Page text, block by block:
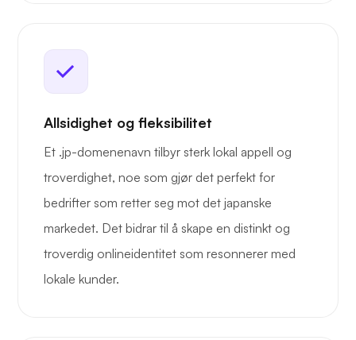
Allsidighet og fleksibilitet
Et .jp-domenenavn tilbyr sterk lokal appell og
troverdighet, noe som gjør det perfekt for
bedrifter som retter seg mot det japanske
markedet. Det bidrar til å skape en distinkt og
troverdig onlineidentitet som resonnerer med
lokale kunder.